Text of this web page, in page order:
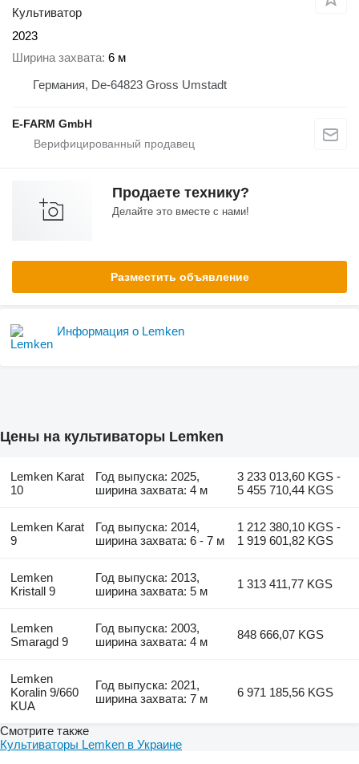
Культиватор
2023
Ширина захвата 6 м
Германия, De-64823 Gross Umstadt
E-FARM GmbH
Продаете технику?
Делайте это вместе с нами!
Разместить объявление
Информация о Lemken
Цены на культиваторы Lemken
Lemken Karat
10
Год выпуска: 2025,
ширина захвата: 4 м
3 233 013,60 KGS -
5 455 710,44 KGS
Lemken Karat
9
Год выпуска: 2014,
ширина захвата: 6 - 7 м
1 212 380,10 KGS -
1 919 601,82 KGS
Lemken
Kristall 9
Год выпуска: 2013,
ширина захвата: 5 м
1 313 411,77 KGS
Lemken
Smaragd 9
Год выпуска: 2003,
ширина захвата: 4 м
848 666,07 KGS
Lemken
Koralin 9/660
KUA
Год выпуска: 2021,
ширина захвата: 7 м
6 971 185,56 KGS
Смотрите также
Культиваторы Lemken в Украине